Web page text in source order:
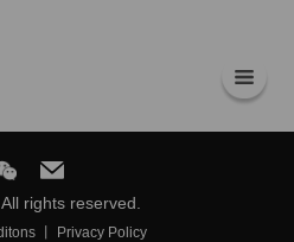
rights reserved.
丨 Privacy Policy